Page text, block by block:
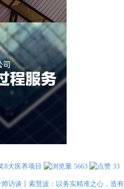
8大医养项目 5663 33
访谈丨索慧波：以务实精准之心，造有